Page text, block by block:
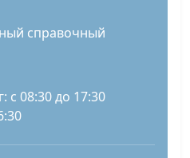
справочный
с 08:30 до 17:30